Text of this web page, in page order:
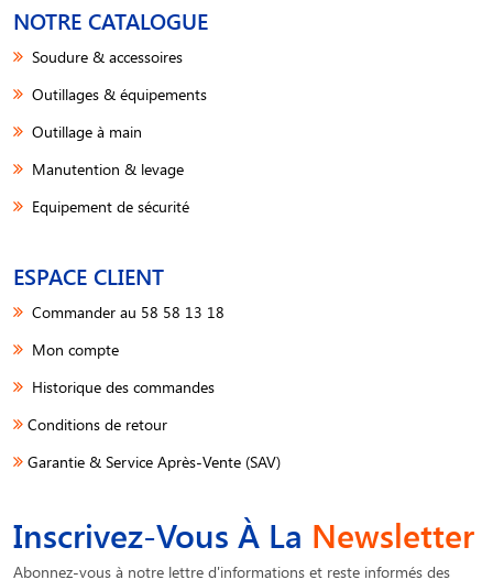
NOTRE CATALOGUE
Soudure & accessoires
Outillages & équipements
Outillage à main
Manutention & levage
Equipement de sécurité
ESPACE CLIENT
Commander au 58 58 13 18
Mon compte
Historique des commandes
Conditions de retour
Garantie & Service Après-Vente (SAV)
Inscrivez-Vous À La Newsletter
Abonnez-vous à notre lettre d'informations et reste informés des